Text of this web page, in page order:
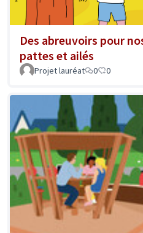
Des abreuvoirs pour
pattes et ailés
Projet lauréat 0 0